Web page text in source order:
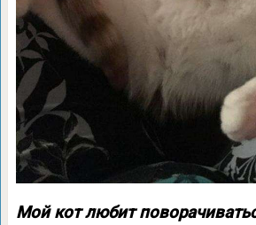
Мой кот любит